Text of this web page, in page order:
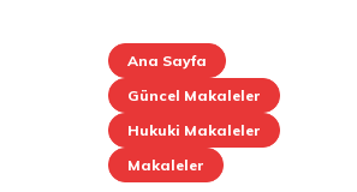
Ana Sayfa
Güncel Makaleler
Hukuki Makaleler
Makaleler